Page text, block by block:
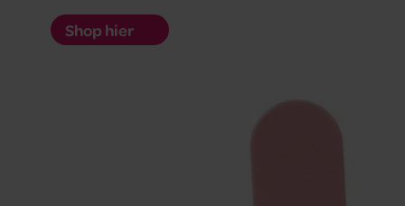
Shop hier